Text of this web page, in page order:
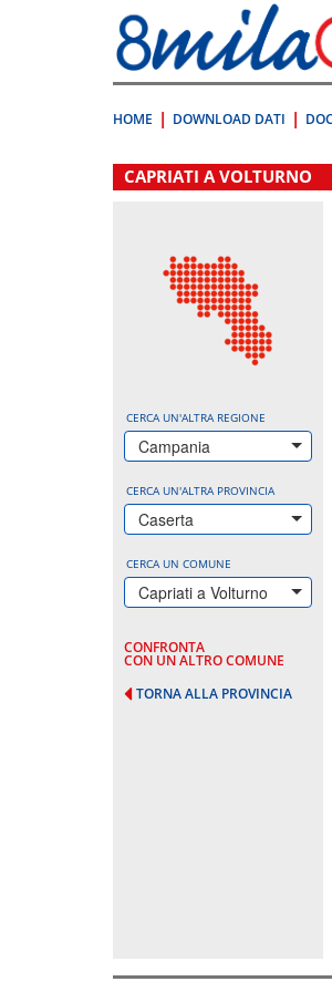
direttamente
a:
Contenuto
HOME DOWNLOAD DATI
.
CAPRIATI A VOLTURNO
CERCA UN'ALTRA REGIONE
Campania
CERCA UN'ALTRA PROVINCIA
Caserta
CERCA UN COMUNE
Capriati a Volturno
CONFRONTA
CON UN ALTRO COMUNE
TORNA ALLA PROVINCIA